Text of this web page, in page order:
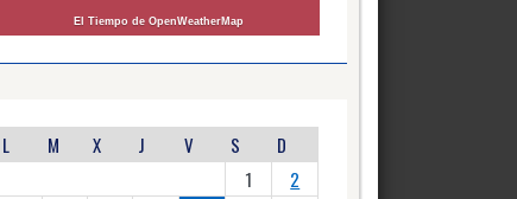
El Tiempo de OpenWeatherMap
L M X J V S
D
1
2